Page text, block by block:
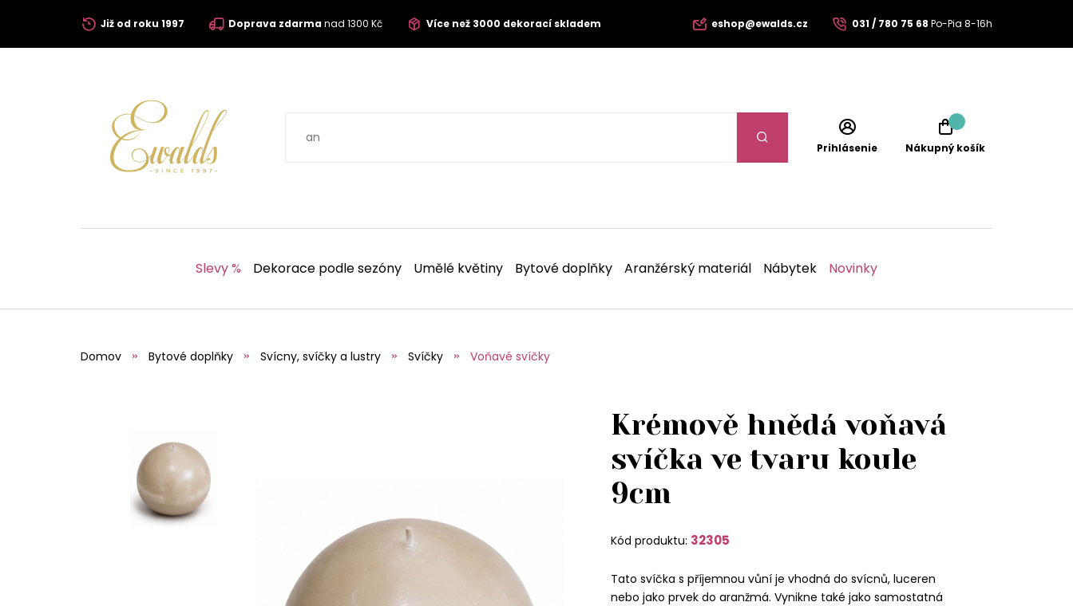
Již od roku 1997 Doprava zdarmanad 1300 Kč Více než 3000 dekorací skladem eshop@ewalds.cz 031 / 780 75 68 Po-Pia 8-16h
Prihlásenie Nákupný košík
Slevy % Dekorace podle sezóny Umělé květiny Bytové doplňky Aranžérský materiál Nábytek Novinky
Domov Bytové doplňky Svícny, svíčky a lustry Svíčky Voňavé svíčky
Krémově hnědá voňavá
svíčka ve tvaru koule
9cm
Kód produktu: 32305
Tato svíčka s příjemnou vůní je vhodná do svícnů, luceren
nebo jako prvek do aranžmá. Vynikne také jako samostatná